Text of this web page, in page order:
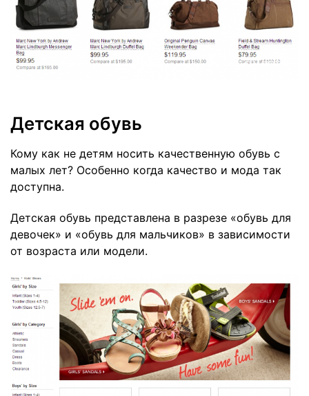
Детская обувь
Кому как не детям носить качественную обувь с
малых лет? Особенно когда качество и мода так
доступна.
Детская обувь представлена в разрезе «обувь для
девочек» и «обувь для мальчиков» в зависимости
от возраста или модели.